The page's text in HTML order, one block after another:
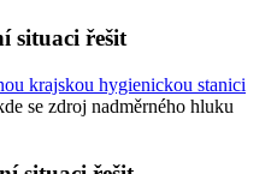
situaci řešit
krajskou hygienickou stanici
se zdroj nadměrného hluku